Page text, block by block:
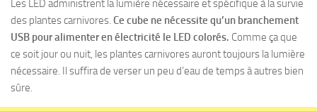
Les LED administrent la lumière nécessaire et spécifique à la survie
des plantes carnivores. Ce cube ne nécessite qu’un branchement
USB pour alimenter en électricité le LED colorés. Comme ça que
ce soit jour ou nuit, les plantes carnivores auront toujours la lumière
nécessaire. Il suffira de verser un peu d’eau de temps à autres bien
sûre.